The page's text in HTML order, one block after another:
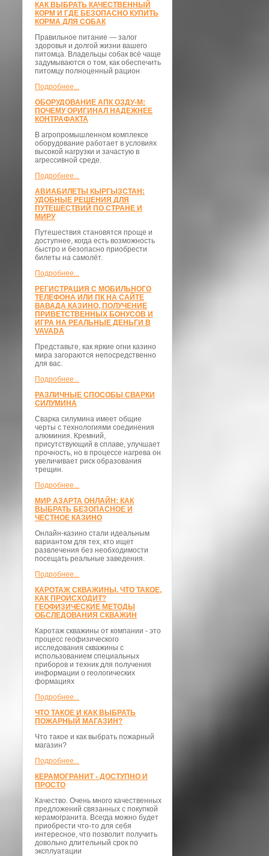
КАК ВЫБРАТЬ КАЧЕСТВЕННЫЙ
КОРМ И ГДЕ БЕЗОПАСНО КУПИТЬ
КОРМА ДЛЯ СОБАК
Правильное питание — залог
здоровья и долгой жизни вашего
питомца. Владельцы собак всё чаще
задумываются о том, как обеспечить
питомцу полноценный рацион
Подробнее...
ОБОРУДОВАНИЕ АПК ОЗДУ-М:
ПОЧЕМУ ОРИГИНАЛ НАДЕЖНЕЕ
КОНТРАФАКТА
В агропромышленном комплексе
оборудование работает в условиях
высокой нагрузки и зачастую в
агрессивной среде.
Подробнее...
АВИАБИЛЕТЫ КЫРГЫЗСТАН:
УДОБНЫЕ РЕШЕНИЯ ДЛЯ
ПУТЕШЕСТВИЙ ПО СТРАНЕ И
МИРУ
Путешествия становятся проще и
доступнее, когда есть возможность
быстро и безопасно приобрести
билеты на самолёт.
Подробнее...
РЕГИСТРАЦИЯ С МОБИЛЬНОГО
ТЕЛЕФОНА ИЛИ ПК НА САЙТЕ
ВАВАДА КАЗИНО, ПОЛУЧЕНИЕ
ПРИВЕТСТВЕННЫХ БОНУСОВ И
ИГРА НА РЕАЛЬНЫЕ ДЕНЬГИ В
VAVADA
Представьте, как яркие огни казино
мира загораются непосредственно
для вас.
Подробнее...
РАЗЛИЧНЫЕ СПОСОБЫ СВАРКИ
СИЛУМИНА
Сварка силумина имеет общие
черты с технологиями соединения
алюминия. Кремний,
присутствующий в сплаве, улучшает
прочность, но в процессе нагрева он
увеличивает риск образования
трещин.
Подробнее...
МИР АЗАРТА ОНЛАЙН: КАК
ВЫБРАТЬ БЕЗОПАСНОЕ И
ЧЕСТНОЕ КАЗИНО
Онлайн-казино стали идеальным
вариантом для тех, кто ищет
развлечения без необходимости
посещать реальные заведения.
Подробнее...
КАРОТАЖ СКВАЖИНЫ. ЧТО ТАКОЕ,
КАК ПРОИСХОДИТ?
ГЕОФИЗИЧЕСКИЕ МЕТОДЫ
ОБСЛЕДОВАНИЯ СКВАЖИН
Каротаж скважины от компании - это
процесс геофизического
исследования скважины с
использованием специальных
приборов и техник для получения
информации о геологических
формациях
Подробнее...
ЧТО ТАКОЕ И КАК ВЫБРАТЬ
ПОЖАРНЫЙ МАГАЗИН?
Что такое и как выбрать пожарный
магазин?
Подробнее...
КЕРАМОГРАНИТ - ДОСТУПНО И
ПРОСТО
Качество. Очень много качественных
предложений связанных с покупкой
керамогранита. Всегда можно будет
приобрести что-то для себя
интересное, что позволит получить
довольно длительный срок по
эксплуатации